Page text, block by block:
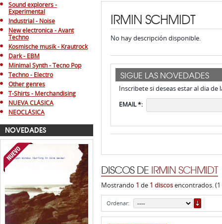
Sound explorers -
Experimental
Industrial - Noise
New electronica - Avant
Techno
Kosmische musik - Krautrock
Dark - EBM
Minimal Synth - Tecno Pop
Techno - Electro
Other genres
T-Shirts - Merchandising
NUEVA CLÁSICA
NEOCLÁSICA
NOVEDADES
IRMIN SCHMIDT
No hay descripción disponible.
SIGUE LAS NOVEDADES
Inscribete si deseas estar al dia
EMAIL *:
DISCOS DE IRMIN SCHMIDT
Mostrando 1 de 1 discosencontrados. (1
Ordenar: